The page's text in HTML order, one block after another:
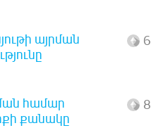
այրման
6
համար
քանակը
8